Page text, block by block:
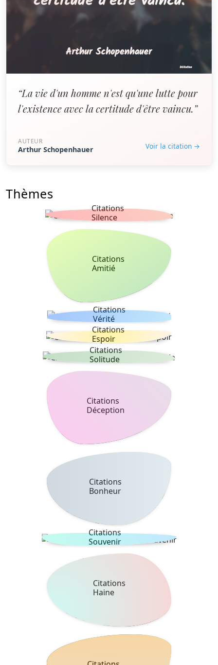
“La vie d'un homme n'est qu'une lutte pour
l'existence avec la certitude d'être vaincu.”
AUTEUR
Arthur Schopenhauer Voir la citation →
Thèmes
Citations
Silence
Citations
Amitié
Citations
Vérité
Citations
Espoir
Citations
Solitude
Citations
Déception
Citations
Bonheur
Citations
Souvenir
Citations
Haine